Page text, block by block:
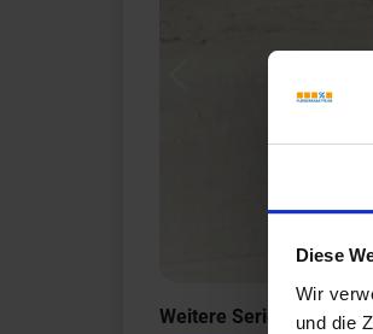
Diese
Wir
und die
Weitere Serien von